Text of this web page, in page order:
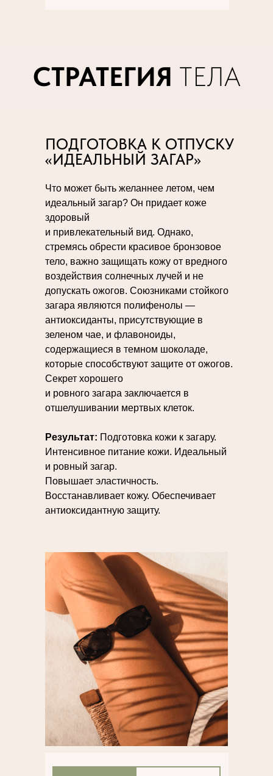
СТРАТЕГИЯ ТЕЛА
ПОДГОТОВКА К ОТПУСКУ
«ИДЕАЛЬНЫЙ ЗАГАР»
Что может быть желаннее летом, чем
идеальный загар? Он придает коже
здоровый
и привлекательный вид. Однако,
стремясь обрести красивое бронзовое
тело, важно защищать кожу от вредного
воздействия солнечных лучей и не
допускать ожогов. Союзниками стойкого
загара являются полифенолы —
антиоксиданты, присутствующие в
зеленом чае, и флавоноиды,
содержащиеся в темном шоколаде,
которые способствуют защите от ожогов.
Секрет хорошего
и ровного загара заключается в
отшелушивании мертвых клеток.
Результат: Подготовка кожи к загару.
Интенсивное питание кожи. Идеальный
и ровный загар.
Повышает эластичность.
Восстанавливает кожу. Обеспечивает
антиоксидантную защиту.